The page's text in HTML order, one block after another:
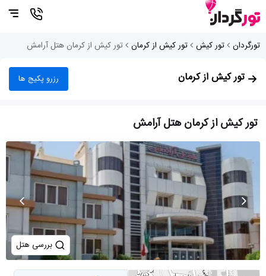
تورگردان تور کیش تور کیش از کرمان تور کیش از کرمان هتل آرامش
تور کیش از کرمان رزرو پکیج ها
تور کیش از کرمان هتل آرامش
بررسی هتل